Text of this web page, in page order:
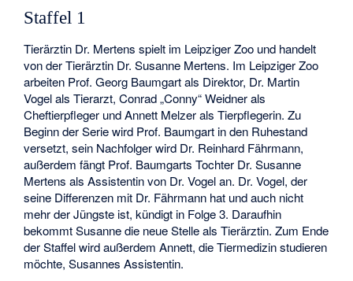
Staffel 1
Tierärztin Dr. Mertens spielt im Leipziger Zoo und handelt
von der Tierärztin Dr. Susanne Mertens. Im Leipziger Zoo
arbeiten Prof. Georg Baumgart als Direktor, Dr. Martin
Vogel als Tierarzt, Conrad „Conny“ Weidner als
Cheftierpfleger und Annett Melzer als Tierpflegerin. Zu
Beginn der Serie wird Prof. Baumgart in den Ruhestand
versetzt, sein Nachfolger wird Dr. Reinhard Fährmann,
außerdem fängt Prof. Baumgarts Tochter Dr. Susanne
Mertens als Assistentin von Dr. Vogel an. Dr. Vogel, der
seine Differenzen mit Dr. Fährmann hat und auch nicht
mehr der Jüngste ist, kündigt in Folge 3. Daraufhin
bekommt Susanne die neue Stelle als Tierärztin. Zum Ende
der Staffel wird außerdem Annett, die Tiermedizin studieren
möchte, Susannes Assistentin.